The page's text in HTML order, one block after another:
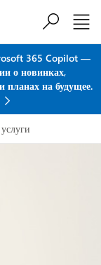
365 Copilot —
о новинках,
планах на будущее.